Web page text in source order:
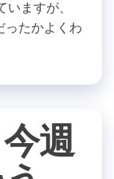
ますが、
ったかよくわ
週